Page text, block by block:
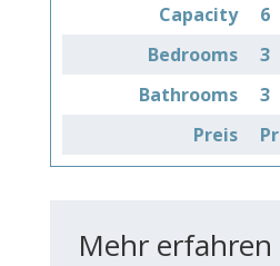
Capacity
6
Bedrooms
3
Bathrooms
3
Preis
Mehr erfahren